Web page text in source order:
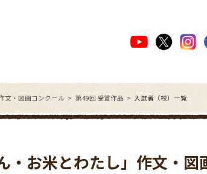
文・図画コンクール 第49回 受賞作品 入選者（校）一覧
・お米とわたし」作文・図